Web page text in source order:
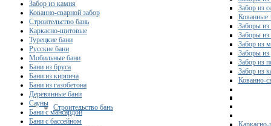
Забор из
Кованные
Заборы из
Заборы из
Забор из
Заборы из
Забор из
Забор из
Кованно-
Строительство бань
Забор из камня
Кованно-сварной забор
Строительство бань
Каркасно-щитовые
Турецкие бани
Русские бани
Мобильные бани
Бани из бруса
Бани из кирпича
Бани из газобетона
Деревянные бани
Сауны
Бани с мансардой
Бани с бассейном